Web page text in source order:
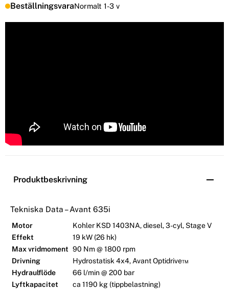
BeställningsvaraNormalt 1-3 v
Produktbeskrivning
Tekniska Data – Avant 635i
Motor
Kohler KSD 1403NA, diesel, 3-cyl, Stage V
Effekt
19 kW (26 hk)
Max vridmoment 90 Nm @ 1800 rpm
Drivning
Hydrostatisk 4x4, Avant Optidrive™
Hydraulflöde
66 l/min @ 200 bar
Lyftkapacitet
ca 1190 kg (tippbelastning)